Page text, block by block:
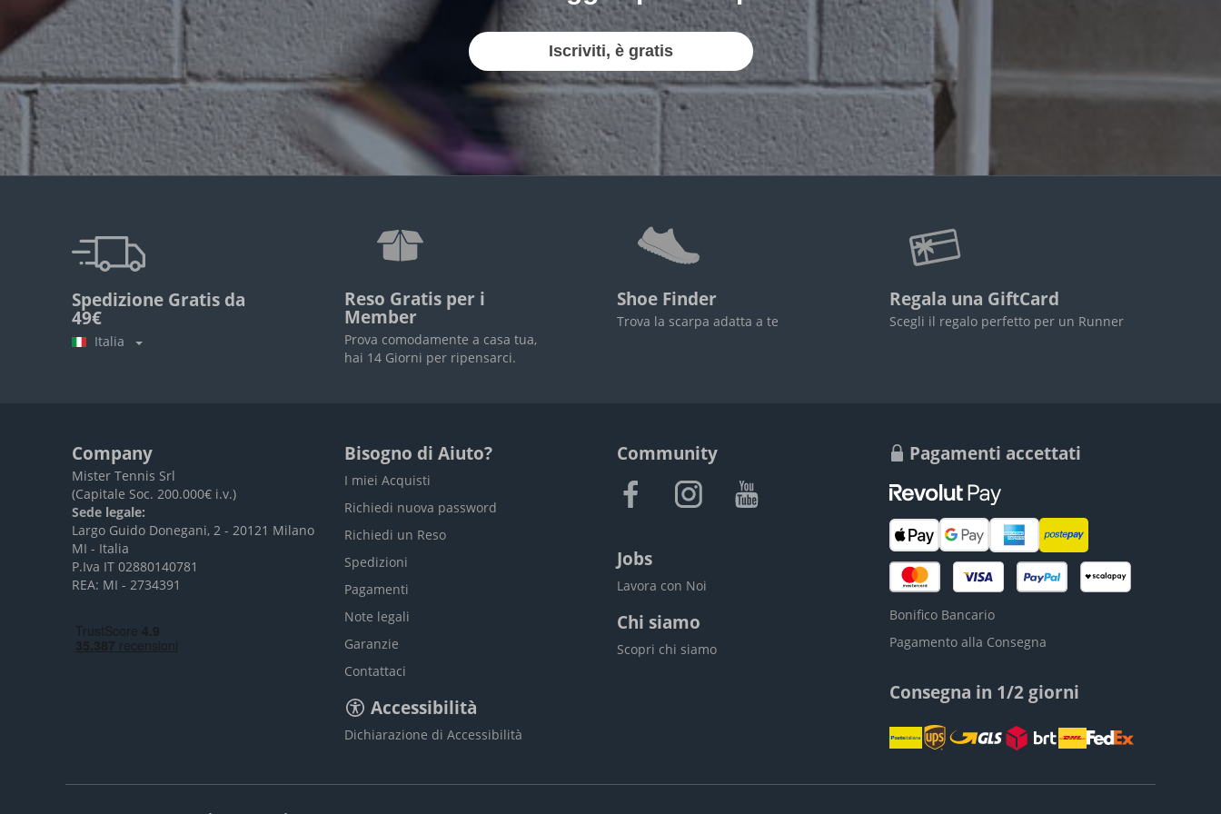
Iscriviti, è gratis
Spedizione Gratis da
49€
Italia
Reso Gratis per i
Member
Prova comodamente a casa tua,
hai 14 Giorni per ripensarci.
Shoe Finder
Trova la scarpa adatta a te
Regala una GiftCard
Scegli il regalo perfetto per un Runner
Company
Mister Tennis Srl
(Capitale Soc. 200.000€ i.v.)
Sede legale:
Largo Guido Donegani, 2 - 20121 Milano
MI - Italia
P.Iva IT 02880140781
REA: MI - 2734391
Bisogno di Aiuto?
I miei Acquisti
Richiedi nuova password
Richiedi un Reso
Spedizioni
Pagamenti
Note legali
Garanzie
Contattaci
Accessibilità
Dichiarazione di Accessibilità
Community
Jobs
Lavora con Noi
Chi siamo
Scopri chi siamo
Pagamenti accettati
Bonifico Bancario
Pagamento alla Consegna
Consegna in 1/2 giorni